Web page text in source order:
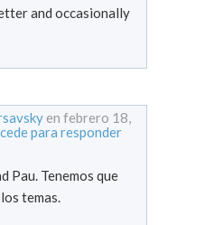
and occasionally
en febrero 18,
para responder
Pau. Tenemos que
temas.